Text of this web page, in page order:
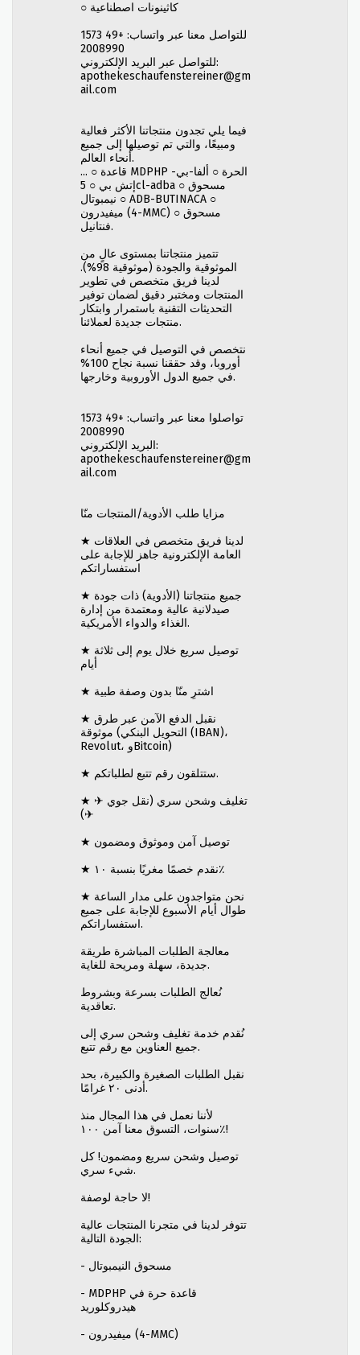
○ كاثينونات اصطناعية
للتواصل معنا عبر واتساب: +49 1573
2008990
للتواصل عبر البريد الإلكتروني:
apothekeschaufenstereiner@gm
ail.com
فيما يلي تجدون منتجاتنا الأكثر فعالية
ومبيعًا، والتي تم توصيلها إلى جميع
أنحاء العالم.
... ○ قاعدة MDPHP الحرة ○ ألفا-بي-
إتش بي ○ 5cl-adba ○ مسحوق
نيمبوتال ○ ADB-BUTINACA ○
ميفيدرون (4-MMC) ○ مسحوق
فنتانيل.
تتميز منتجاتنا بمستوى عالٍ من
الموثوقية والجودة (موثوقية 98%).
لدينا فريق متخصص في تطوير
المنتجات ومختبر دقيق لضمان توفير
التحديثات التقنية باستمرار وابتكار
منتجات جديدة لعملائنا.
نتخصص في التوصيل في جميع أنحاء
أوروبا، وقد حققنا نسبة نجاح 100%
في جميع الدول الأوروبية وخارجها.
تواصلوا معنا عبر واتساب: +49 1573
2008990
البريد الإلكتروني:
apothekeschaufenstereiner@gm
ail.com
مزايا طلب الأدوية/المنتجات منّا
★ لدينا فريق متخصص في العلاقات
العامة الإلكترونية جاهز للإجابة على
استفساراتكم
★ جميع منتجاتنا (الأدوية) ذات جودة
صيدلانية عالية ومعتمدة من إدارة
الغذاء والدواء الأمريكية.
★ توصيل سريع خلال يوم إلى ثلاثة
أيام
★ اشترِ منّا بدون وصفة طبية
★ نقبل الدفع الآمن عبر طرق
موثوقة (التحويل البنكي (IBAN)،
Revolut، وBitcoin)
★ ستتلقون رقم تتبع لطلباتكم.
★ تغليف وشحن سري (نقل جوي ✈
✈)
★ توصيل آمن وموثوق ومضمون
★ نقدم خصمًا مغريًا بنسبة ١٠٪
★ نحن متواجدون على مدار الساعة
طوال أيام الأسبوع للإجابة على جميع
استفساراتكم.
معالجة الطلبات المباشرة طريقة
جديدة، سهلة ومريحة للغاية.
نُعالج الطلبات بسرعة وبشروط
تعاقدية.
نُقدم خدمة تغليف وشحن سري إلى
جميع العناوين مع رقم تتبع.
نقبل الطلبات الصغيرة والكبيرة، بحد
أدنى ٢٠ غرامًا.
لأننا نعمل في هذا المجال منذ
سنوات، التسوق معنا آمن ١٠٠٪!
توصيل وشحن سريع ومضمون! كل
شيء سري.
لا حاجة لوصفة!
تتوفر لدينا في متجرنا المنتجات عالية
الجودة التالية:
- مسحوق النيمبوتال
- MDPHP قاعدة حرة في
هيدروكلوريد
- ميفيدرون (4-MMC)